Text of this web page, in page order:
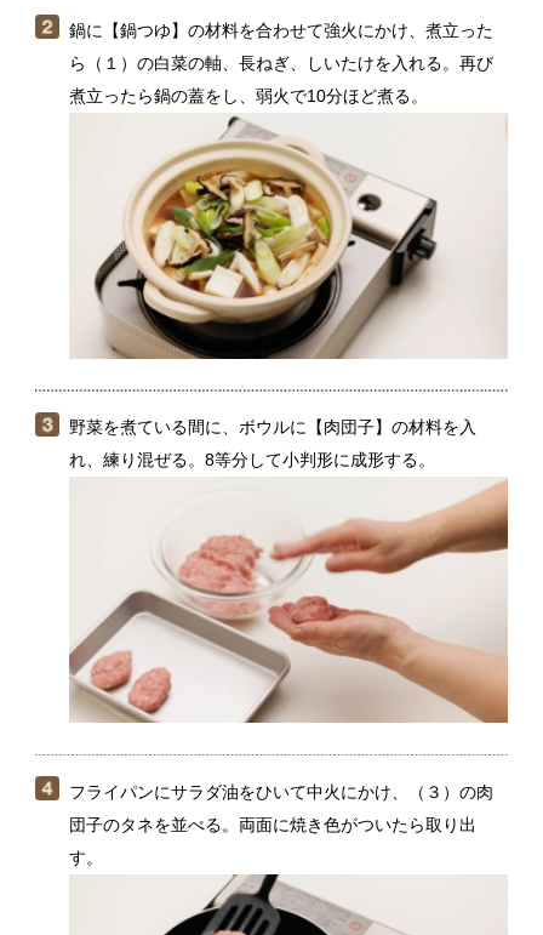
野菜を煮ている間に、ボウルに【肉団子】の材料を入
れ、練り混ぜる。8等分して小判形に成形する。
フライパンにサラダ油をひいて中火にかけ、（３）の肉
（２）の白菜の茎に火が通ったら、（４）の肉団子、水
気をきった（１）の春雨、白菜の葉を加え、再びフタを